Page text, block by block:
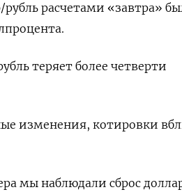
расчетами «завтра»
теряет более четверти
изменения, котировки
мы наблюдали сброс